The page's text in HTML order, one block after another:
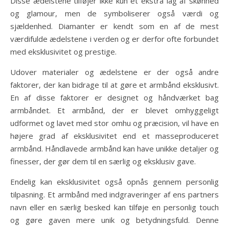
og glamour, men de symboliserer også værdi og
sjældenhed. Diamanter er kendt som en af ​​de mest
værdifulde ædelstene i verden og er derfor ofte forbundet
med eksklusivitet og prestige.
Udover materialer og ædelstene er der også andre
faktorer, der kan bidrage til at gøre et armbånd eksklusivt.
En af disse faktorer er designet og håndværket bag
armbåndet. Et armbånd, der er blevet omhyggeligt
udformet og lavet med stor omhu og præcision, vil have en
højere grad af eksklusivitet end et masseproduceret
armbånd. Håndlavede armbånd kan have unikke detaljer og
finesser, der gør dem til en særlig og eksklusiv gave.
Endelig kan eksklusivitet også opnås gennem personlig
tilpasning. Et armbånd med indgraveringer af ens partners
navn eller en særlig besked kan tilføje en personlig touch
og gøre gaven mere unik og betydningsfuld. Denne